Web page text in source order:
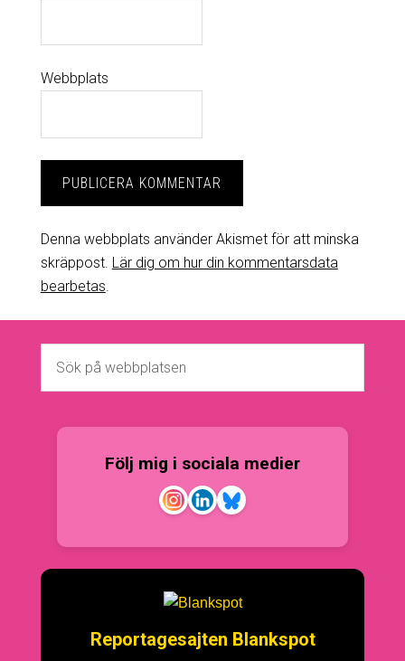
Webbplats
Denna webbplats använder Akismet för att minska
skräppost. Lär dig om hur din kommentarsdata
bearbetas.
Följ mig i sociala medier
Reportagesajten Blankspot